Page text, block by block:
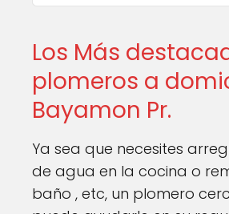
Los Más
plomeros a
Bayamon Pr.
Ya sea que necesites
de agua en la cocina o
baño , etc, un plomero